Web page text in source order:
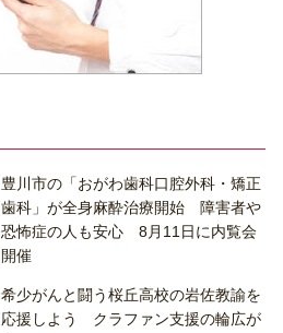
豊川市の「おがわ歯科口腔外科・矯正
歯科」が全身麻酔治療開始 障害者や
恐怖症の人も安心 8月11日に内覧会
開催
希少がんと闘う桜丘高校の岩佐教諭を
応援しよう クラファン支援の輪広が